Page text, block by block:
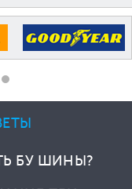
БУ ШИНЫ?